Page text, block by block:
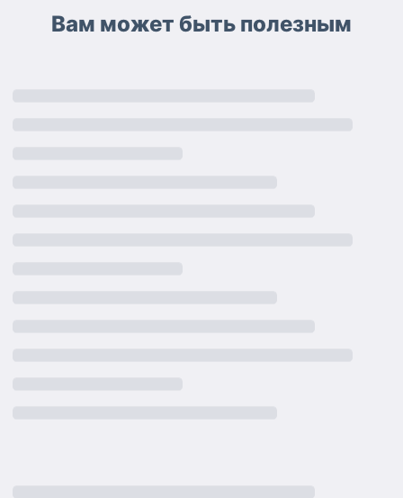
Вам может быть полезным